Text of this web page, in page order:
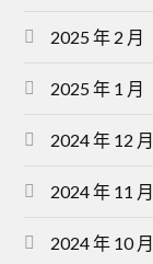
2025 年 2 月
2025 年 1 月
2024 年 12 月
2024 年 11 月
2024 年 10 月